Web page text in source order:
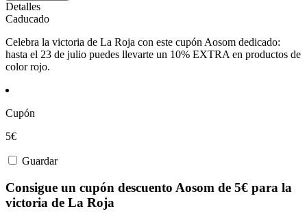
Detalles
Caducado
Celebra la victoria de La Roja con este cupón Aosom dedicado:
hasta el 23 de julio puedes llevarte un 10% EXTRA en productos de
color rojo.
Cupón
5€
Guardar
Consigue un cupón descuento Aosom de 5€ para la
victoria de La Roja